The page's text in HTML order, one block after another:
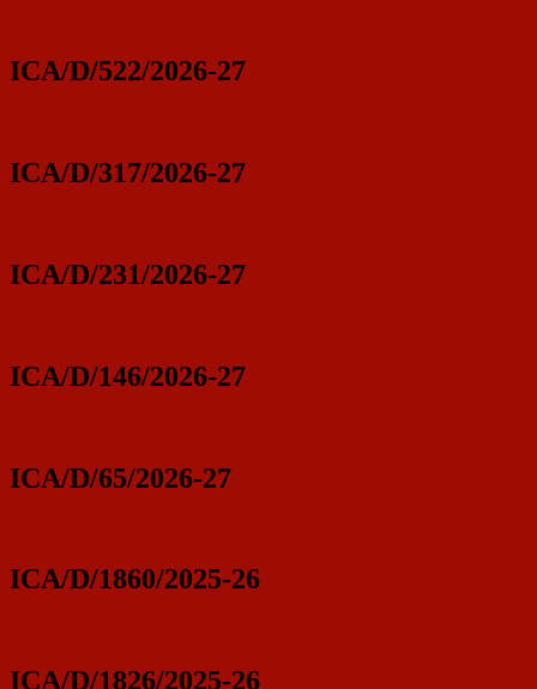
ICA/D/522/2026-27
ICA/D/317/2026-27
ICA/D/231/2026-27
ICA/D/146/2026-27
ICA/D/65/2026-27
ICA/D/1860/2025-26
ICA/D/1826/2025-26